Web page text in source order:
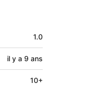
1.0
il y a 9 ans
10+